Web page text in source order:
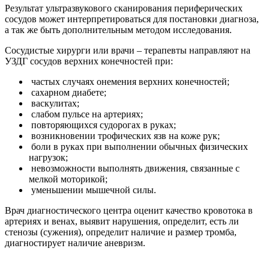
Результат ультразвукового сканирования периферических
сосудов может интерпретироваться для постановки диагноза,
а так же быть дополнительным методом исследования.
Сосудистые хирурги или врачи – терапевты направляют на
УЗДГ сосудов верхних конечностей при:
частых случаях онемения верхних конечностей;
сахарном диабете;
васкулитах;
слабом пульсе на артериях;
повторяющихся судорогах в руках;
возникновении трофических язв на коже рук;
боли в руках при выполнении обычных физических
нагрузок;
невозможности выполнять движения, связанные с
мелкой моторикой;
уменьшении мышечной силы.
Врач диагностического центра оценит качество кровотока в
артериях и венах, выявит нарушения, определит, есть ли
стенозы (сужения), определит наличие и размер тромба,
диагностирует наличие аневризм.